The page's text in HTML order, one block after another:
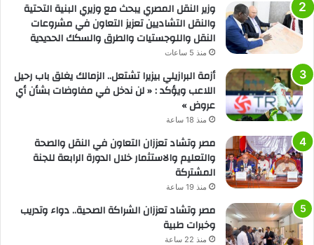
وزير النقل المصري يبحث مع وزيري البنية التحتية
والنقل التشاديين تعزيز التعاون في مشروعات
النقل واللوجستيات والطرق والسكك الحديدية
منذ 5 ساعات
أزمة البرازيلي بيزيرا تشتعل.. الزمالك يغلق باب رحيل
اللاعب ويؤكد : « لن ندخل في مفاوضات بشأن أي
عروض »
منذ 18 ساعة
مصر وتشاد تعززان التعاون في النقل والصحة
والتعليم والاستثمار خلال الدورة الرابعة للجنة
المشتركة
منذ 19 ساعة
مصر وتشاد تعززان الشراكة الصحية.. دواء وتدريب
وخبرات طبية
منذ 22 ساعة